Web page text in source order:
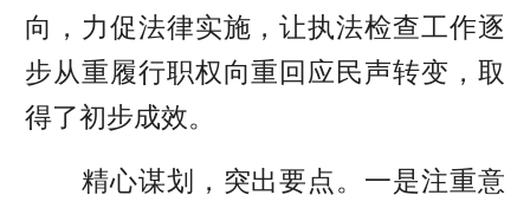
向，力促法律实施，让执法检查工作逐
步从重履行职权向重回应民声转变，取
得了初步成效。
精心谋划，突出要点。一是注重意